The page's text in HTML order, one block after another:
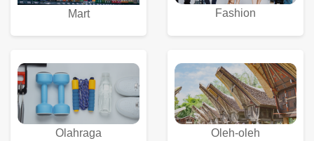
Mart Fashion
Olahraga Oleh-oleh